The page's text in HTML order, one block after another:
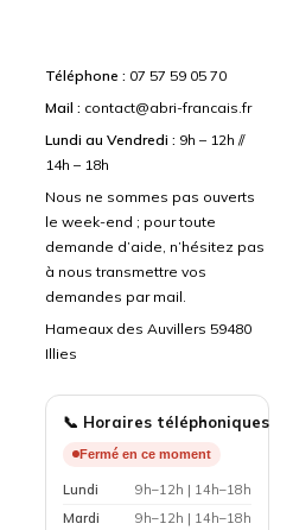
Téléphone : 07 57 59 05 70
Mail : contact@abri-francais.fr
Lundi au Vendredi : 9h – 12h //
14h – 18h
Nous ne sommes pas ouverts
le week-end ; pour toute
demande d’aide, n’hésitez pas
à nous transmettre vos
demandes par mail.
Hameaux des Auvillers 59480
Illies
📞 Horaires téléphoniques
Fermé en ce moment
Lundi
9h–12h | 14h–18h
Mardi
9h–12h | 14h–18h